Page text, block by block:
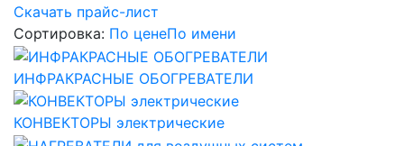
Скачать прайс-лист
Сортировка: По ценеПо имени
ИНФРАКРАСНЫЕ ОБОГРЕВАТЕЛИ
КОНВЕКТОРЫ электрические